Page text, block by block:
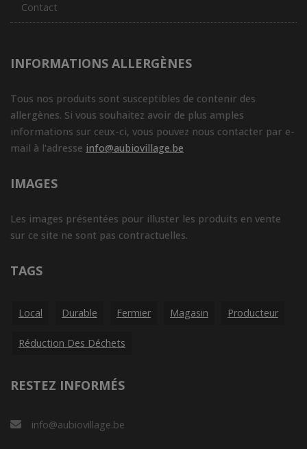
Contact
INFORMATIONS ALLERGÈNES
Tous nos produits sont susceptibles de contenir des
allergènes. Si vous souhaitez avoir de plus amples
informations sur ceux-ci, vous pouvez nous contacter par e-
mail à l'adresse info@aubiovillage.be
IMAGES
Les images présentées pour illuster les produits en vente
sur ce site ne sont pas contractuelles.
TAGS
Local Durable Fermier Magasin Producteur
Réduction Des Déchets
RESTEZ INFORMÉS
info@aubiovillage.be